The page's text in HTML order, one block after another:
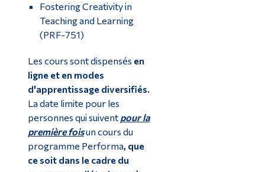
Fostering Creativity in
Teaching and Learning
(PRF-751)
Les cours sont dispensés en
ligne et en modes
d'apprentissage diversifiés.
La date limite pour les
personnes qui suivent pour la
première foisun cours du
programme Performa, que
ce soit dans le cadre du